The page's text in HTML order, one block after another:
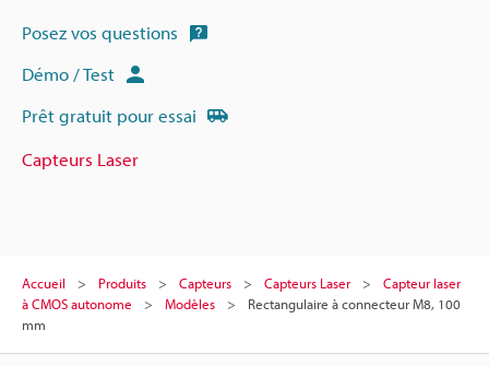
Posez vos questions
Démo / Test
Prêt gratuit pour essai
Capteurs Laser
Accueil Produits Capteurs Capteurs Laser
Capteur laser
à CMOS autonome
Modèles
Rectangulaire à connecteur M8, 100
mm